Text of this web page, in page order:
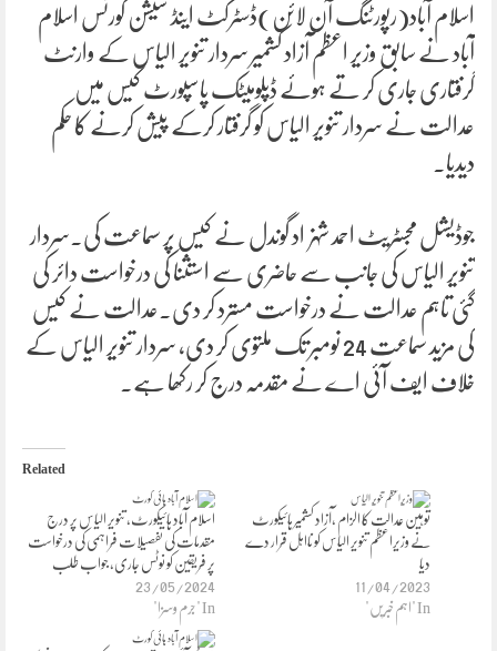
اسلام آباد(رپورٹنگ آن لائن)ڈسٹرکٹ اینڈ سیشن کورٹس اسلام
آباد نے سابق وزیر اعظم آزاد کشمیر سردار تنویر الیاس کے وارنٹ
گرفتاری جاری کر تے ہوئے ڈپلومیٹک پاسپورٹ کیس میں
عدالت نے سردار تنویر الیاس کو گرفتار کرکے پیش کرنے کا حکم
دیدیا۔
جوڈیشل مجسٹریٹ احمد شہزاد گوندل نے کیس پر سماعت کی۔سردار
تنویر الیاس کی جانب سے حاضری سے استثنا کی درخواست دائر کی
گئی تاہم عدالت نے درخواست مسترد کر دی۔عدالت نے کیس
کی مزید سماعت 24 نومبر تک ملتوی کر دی، سردار تنویر الیاس کے
خلاف ایف آئی اے نے مقدمہ درج کر رکھا ہے۔
Related
اسلام آباد ہائیکورٹ، تنویر الیاس پر درج
مقدمات کی تفصیلات فراہمی کی درخواست
پر فریقین کو نوٹس جاری، جواب طلب
23/05/2024
In "جرم وسزا"
توہین عدالت کا الزام ،آزاد کشمیر ہائیکورٹ
نے وزیراعظم تنویر الیاس کو نااہل قرار دے
دیا
11/04/2023
In "اہم خبریں"